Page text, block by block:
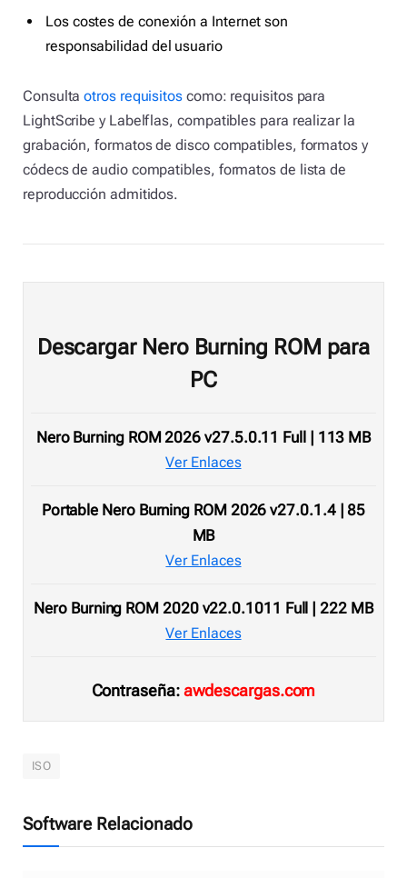
Los costes de conexión a Internet son
responsabilidad del usuario
Consultaotros requisitos como: requisitos para
LightScribe y Labelflas, compatibles para realizar la
grabación, formatos de disco compatibles, formatos y
códecs de audio compatibles, formatos de lista de
reproducción admitidos.
Descargar Nero Burning ROM para
PC
Nero Burning ROM 2026 v27.5.0.11 Full | 113 MB
Ver Enlaces
Portable Nero Burning ROM 2026 v27.0.1.4 | 85
MB
Ver Enlaces
Nero Burning ROM 2020 v22.0.1011 Full | 222 MB
Ver Enlaces
Contraseña:awdescargas.com
ISO
Software Relacionado